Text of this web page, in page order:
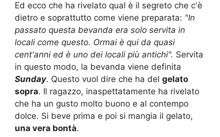
Ed ecco che ha rivelato qual è il segreto che c'è
dietro e soprattutto come viene preparata: "In
passato questa bevanda era solo servita in
locali come questo. Ormai è qui da quasi
cent'anni ed è uno dei locali più antichi". Servita
in questo modo, la bevanda viene definita
Sunday. Questo vuol dire che ha del gelato
sopra. Il ragazzo, inaspettatamente ha rivelato
che ha un gusto molto buono e al contempo
dolce. Si beve prima e poi si mangia il gelato,
una vera bontà.